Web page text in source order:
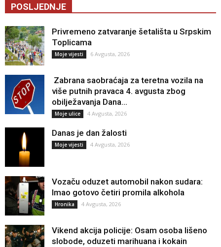
POSLJEDNJE
Privremeno zatvaranje šetališta u Srpskim
Toplicama
Moje vijesti 6 Avgusta, 2026
Zabrana saobraćaja za teretna vozila na
više putnih pravaca 4. avgusta zbog
obilježavanja Dana...
Moje ulice 4 Avgusta, 2026
Danas je dan žalosti
Moje vijesti 4 Avgusta, 2026
Vozaču oduzet automobil nakon sudara:
Imao gotovo četiri promila alkohola
Hronika 4 Avgusta, 2026
Vikend akcija policije: Osam osoba lišeno
slobode, oduzeti marihuana i kokain